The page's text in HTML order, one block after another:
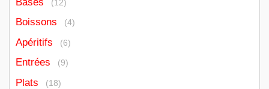
(12)
Boissons (4)
Apéritifs (6)
Entrées (9)
Plats (18)